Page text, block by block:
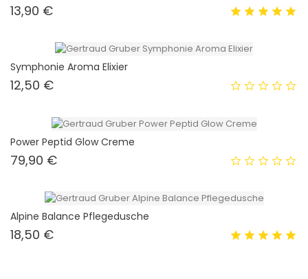
13,90 €Preis
Symphonie Aroma Elixier
12,50 €Preis
Power Peptid Glow Creme
79,90 €Preis
Alpine Balance Pflegedusche
18,50 €Preis